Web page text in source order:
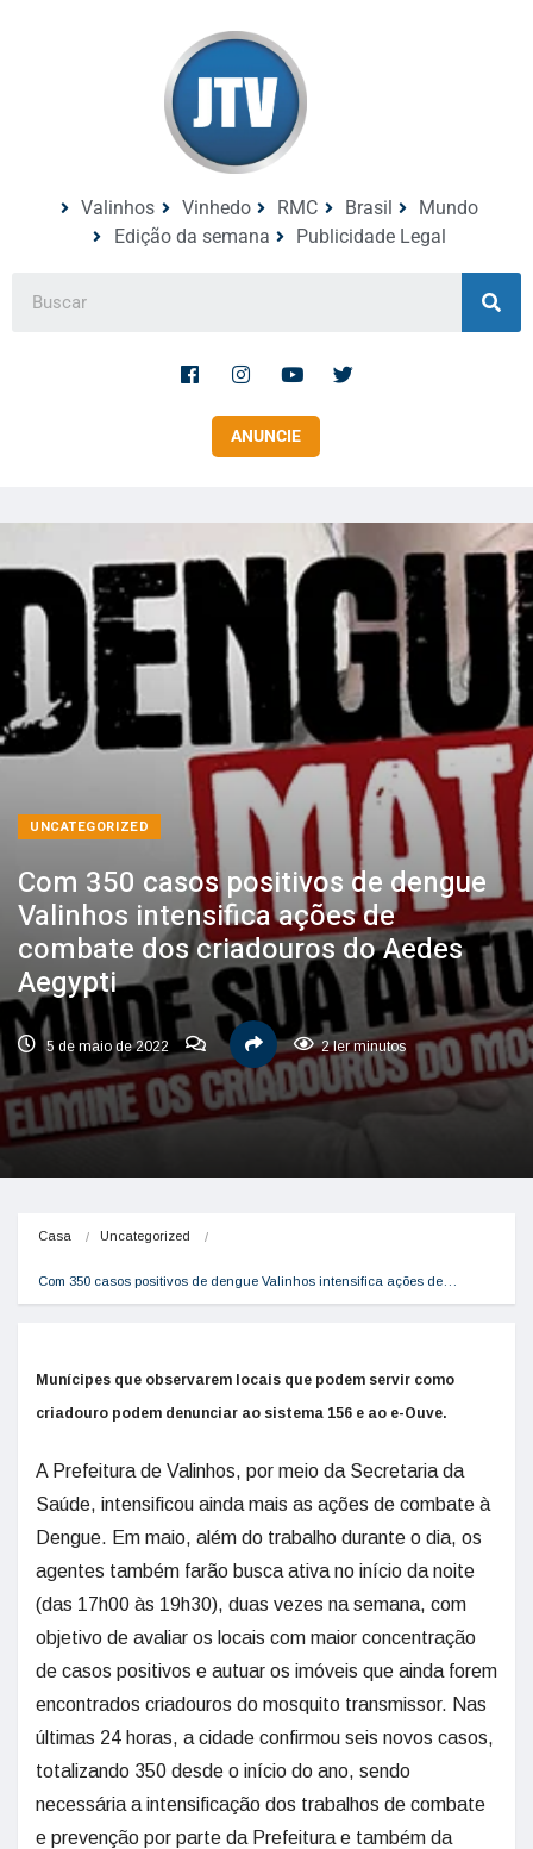
Valinhos Vinhedo RMC Brasil
Mundo
Edição da semana
Publicidade Legal
ANUNCIE
UNCATEGORIZED
Com 350 casos positivos de dengue
Valinhos intensifica ações de
combate dos criadouros do Aedes
Aegypti
5 de maio de 2022 2 ler minutos
Casa Uncategorized
Com 350 casos positivos de dengue Valinhos intensifica ações de…
Munícipes que observarem locais que podem servir como
criadouro podem denunciar ao sistema 156 e ao e-Ouve.
A Prefeitura de Valinhos, por meio da Secretaria da
Saúde, intensificou ainda mais as ações de combate à
Dengue. Em maio, além do trabalho durante o dia, os
agentes também farão busca ativa no início da noite
(das 17h00 às 19h30), duas vezes na semana, com
objetivo de avaliar os locais com maior concentração
de casos positivos e autuar os imóveis que ainda forem
encontrados criadouros do mosquito transmissor. Nas
últimas 24 horas, a cidade confirmou seis novos casos,
totalizando 350 desde o início do ano, sendo
necessária a intensificação dos trabalhos de combate
e prevenção por parte da Prefeitura e também da